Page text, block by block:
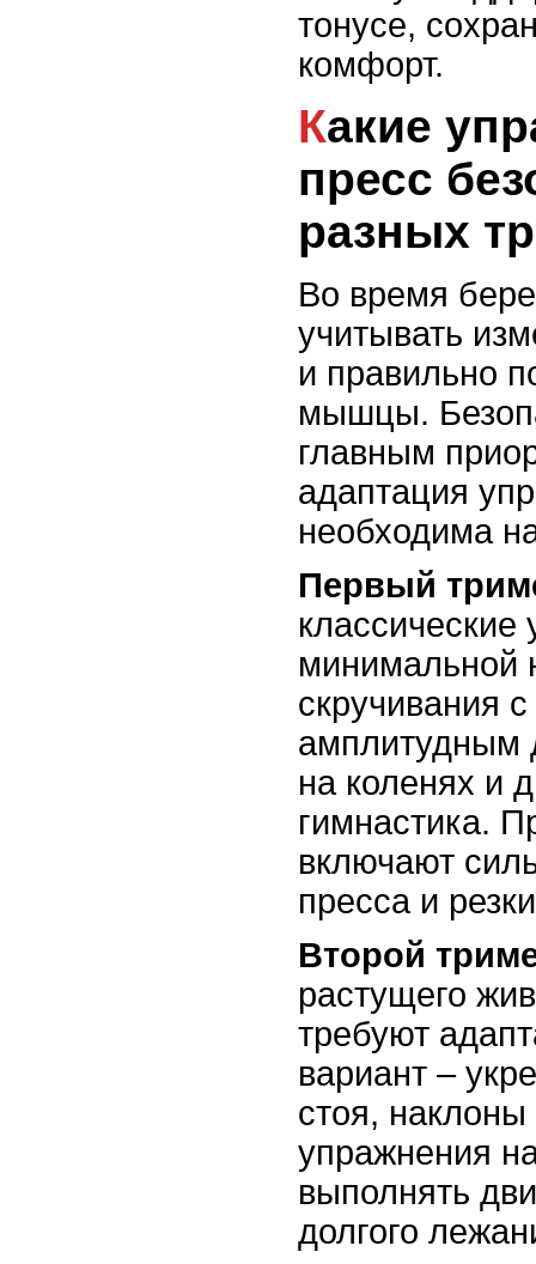
тонусе,
комфорт.
Какие упражнения на
пресс
разных
Во время
учитывать
и правильно
мышцы.
главным
адаптация
необходима
Первый
минимальной
скручивания
амплитудным
на коленях и
гимнастика.
включают
пресса и
Второй
растущего
требуют
вариант –
стоя, наклоны
упражнения
выполнять
долгого